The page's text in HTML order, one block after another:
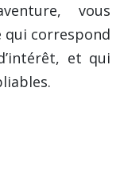
vous
correspond
et qui